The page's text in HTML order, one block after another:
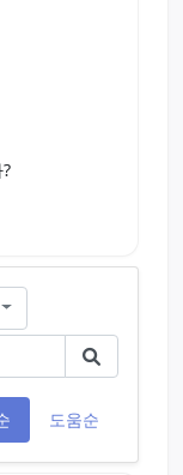
돔씌워봤
데, 외형도
나요. 귀
밌어.
랄까 고등
요. 너무 재
로 할까나?
건 이라마치
거칠게. 흡착
도움순